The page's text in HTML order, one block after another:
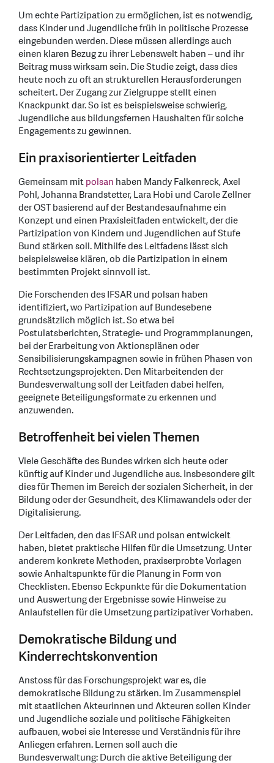
Um echte Partizipation zu ermöglichen, ist es notwendig,
dass Kinder und Jugendliche früh in politische Prozesse
eingebunden werden. Diese müssen allerdings auch
einen klaren Bezug zu ihrer Lebenswelt haben – und ihr
Beitrag muss wirksam sein. Die Studie zeigt, dass dies
heute noch zu oft an strukturellen Herausforderungen
scheitert. Der Zugang zur Zielgruppe stellt einen
Knackpunkt dar. So ist es beispielsweise schwierig,
Jugendliche aus bildungsfernen Haushalten für solche
Engagements zu gewinnen.
Ein praxisorientierter Leitfaden
Gemeinsam mitpolsan haben Mandy Falkenreck, Axel
Pohl, Johanna Brandstetter, Lara Hobi und Carole Zellner
der OST basierend auf der Bestandesaufnahme ein
Konzept und einen Praxisleitfaden entwickelt, der die
Partizipation von Kindern und Jugendlichen auf Stufe
Bund stärken soll. Mithilfe des Leitfadens lässt sich
beispielsweise klären, ob die Partizipation in einem
bestimmten Projekt sinnvoll ist.
Die Forschenden des IFSAR und polsan haben
identifiziert, wo Partizipation auf Bundesebene
grundsätzlich möglich ist. So etwa bei
Postulatsberichten, Strategie- und Programmplanungen,
bei der Erarbeitung von Aktionsplänen oder
Sensibilisierungskampagnen sowie in frühen Phasen von
Rechtsetzungsprojekten. Den Mitarbeitenden der
Bundesverwaltung soll der Leitfaden dabei helfen,
geeignete Beteiligungsformate zu erkennen und
anzuwenden.
Betroffenheit bei vielen Themen
Viele Geschäfte des Bundes wirken sich heute oder
künftig auf Kinder und Jugendliche aus. Insbesondere gilt
dies für Themen im Bereich der sozialen Sicherheit, in der
Bildung oder der Gesundheit, des Klimawandels oder der
Digitalisierung.
Der Leitfaden, den das IFSAR und polsan entwickelt
haben, bietet praktische Hilfen für die Umsetzung. Unter
anderem konkrete Methoden, praxiserprobte Vorlagen
sowie Anhaltspunkte für die Planung in Form von
Checklisten. Ebenso Eckpunkte für die Dokumentation
und Auswertung der Ergebnisse sowie Hinweise zu
Anlaufstellen für die Umsetzung partizipativer Vorhaben.
Demokratische Bildung und
Kinderrechtskonvention
Anstoss für das Forschungsprojekt war es, die
demokratische Bildung zu stärken. Im Zusammenspiel
mit staatlichen Akteurinnen und Akteuren sollen Kinder
und Jugendliche soziale und politische Fähigkeiten
aufbauen, wobei sie Interesse und Verständnis für ihre
Anliegen erfahren. Lernen soll auch die
Bundesverwaltung: Durch die aktive Beteiligung der